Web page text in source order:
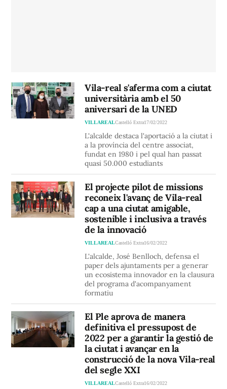
Vila-real s'aferma com a ciutat
universitària amb el 50
aniversari de la UNED
VILLAREALCastelló Extra17/02/2022
L'alcalde destaca l'aportació a la ciutat i
a la província del centre associat,
fundat en 1980 i pel qual han passat
quasi 50.000 estudiants
El projecte pilot de missions
reconeix l'avanç de Vila-real
cap a una ciutat amigable,
sostenible i inclusiva a través
de la innovació
VILLAREALCastelló Extra16/02/2022
L'alcalde, José Benlloch, defensa el
paper dels ajuntaments per a generar
un ecosistema innovador en la clausura
del programa d'acompanyament
formatiu
El Ple aprova de manera
definitiva el pressupost de
2022 per a garantir la gestió de
la ciutat i avançar en la
construcció de la nova Vila-real
del segle XXI
VILLAREALCastelló Extra16/02/2022